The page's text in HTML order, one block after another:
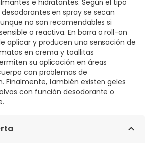
e hidratantes. Según el tipo
en spray se secan
no son recomendables si
o reactiva. En barra o roll-on
aplicar y producen una sensación de
en crema y toallitas
su aplicación en áreas
con problemas de
Finalmente, también existen geles
con función desodorante o